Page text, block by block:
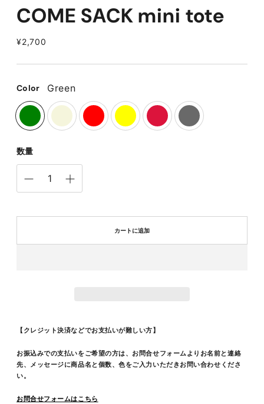
COME SACK mini tote
¥2,700
定
Color Green
数量
カートに追加
【クレジット決済などでお支払いが難しい方】
お振込みでの支払いをご希望の方は、お問合せフォームよりお名前と連絡
先、メッセージに商品名と個数、色をご入力いただきお 問い合わせくださ
い。
お問合せフォームはこちら